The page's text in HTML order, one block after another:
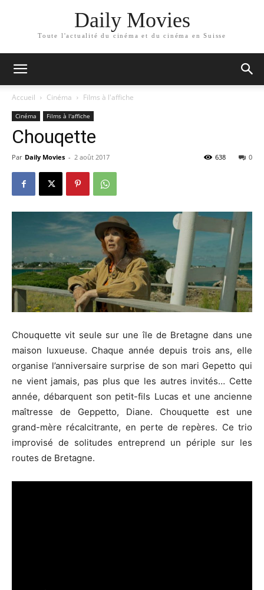
Daily Movies
Toute l'actualité du cinéma et du cinéma en Suisse
Accueil Cinéma Films à l'affiche
Cinéma Films à l'affiche
Chouqette
Par Daily Movies - 2 août 2017 0
638
Chouquette vit seule sur une île de Bretagne dans une
maison luxueuse. Chaque année depuis trois ans, elle
organise l’anniversaire surprise de son mari Gepetto qui
ne vient jamais, pas plus que les autres invités… Cette
année, débarquent son petit-fils Lucas et une ancienne
maîtresse de Geppetto, Diane. Chouquette est une
grand-mère récalcitrante, en perte de repères. Ce trio
improvisé de solitudes entreprend un périple sur les
routes de Bretagne.